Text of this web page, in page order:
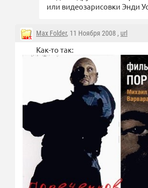
или видеозарисовки Энди
Max Folder, 11 Ноября 2008 , url
Как-то так: